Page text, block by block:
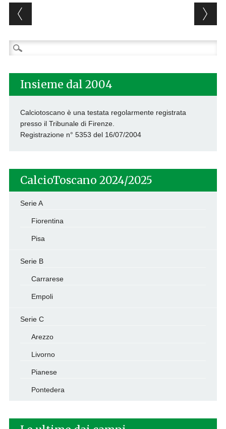
Post navigation
Ricerca
per:
Insieme dal 2004
Calciotoscano è una testata regolarmente registrata
presso il Tribunale di Firenze.
Registrazione n° 5353 del 16/07/2004
CalcioToscano 2024/2025
Serie A
Fiorentina
Pisa
Serie B
Carrarese
Empoli
Serie C
Arezzo
Livorno
Pianese
Pontedera